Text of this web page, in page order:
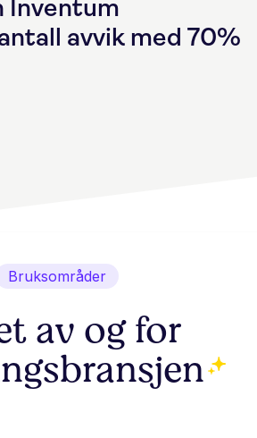
Inventum
avvik med 70%
Bruksområder
av og for